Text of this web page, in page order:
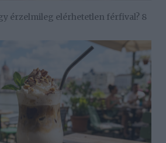
érzelmileg elérhetetlen férfival? 8